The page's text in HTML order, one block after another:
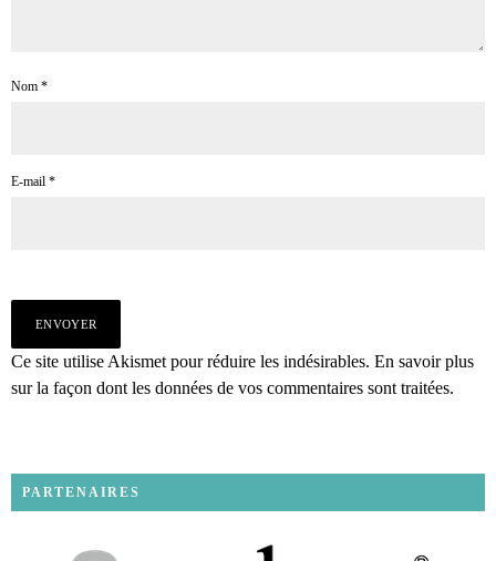
Nom *
E-mail *
Ce site utilise Akismet pour réduire les indésirables. En savoir plus
sur la façon dont les données de vos commentaires sont traitées.
PARTENAIRES